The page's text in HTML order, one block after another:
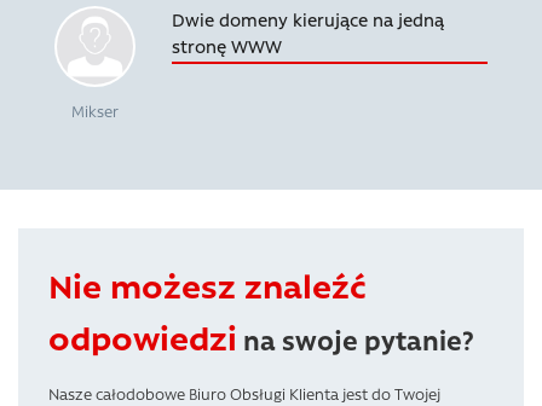
Mikser
Dwie domeny kierujące na jedną
stronę WWW
Nie możesz znaleźć
odpowiedzi na swoje pytanie?
Nasze całodobowe Biuro Obsługi Klienta jest do Twojej